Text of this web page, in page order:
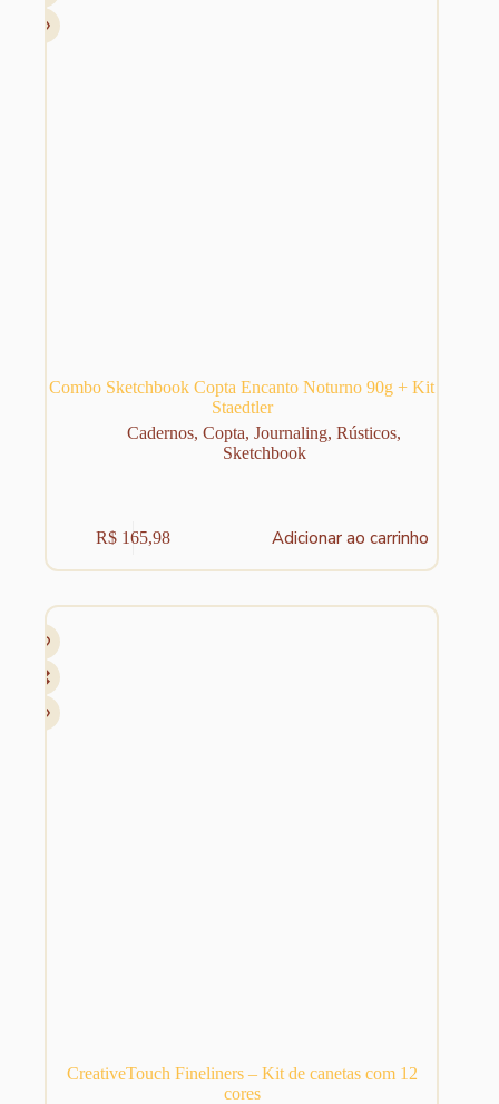
Combo Sketchbook Copta Encanto Noturno 90g + Kit
Staedtler
Cadernos,Copta,Journaling,Rústicos,
Sketchbook
R$ 165,98 Adicionar ao carrinho
CreativeTouch Fineliners – Kit de canetas com 12
cores